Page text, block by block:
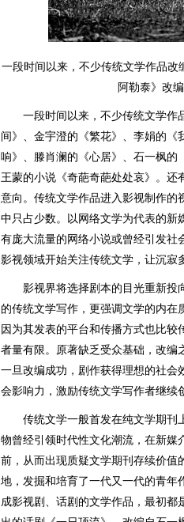
一段时间以来，不少传统文学作品
阿勒泰》改
一段时间以来，不少传统文学作
间》、金宇澄的《繁花》、李娟的《
响》、滕肖澜的《心居》、石一枫的
王蒙的小说《奇葩奇葩处处哀》。还
意向。传统文学作品进入影视制作的
中只占少数。以网络文学为代表的新
有庞大流量的网络小说或曾经引发社
影视领域开始关注传统文学，让沉寂
影视界将选择剧本的目光重新投
的传统文学写作，更强调文学的内在
因为其发表的平台和传播方式也比
者量有限。原著缺乏受众基础，改编
一旦改编成功，剧作获得理想的社会
会影响力，激励传统文学写作者继续
传统文学一般首发在纯文学期刊上
物曾经引领时代性文化潮流，在新媒
前，从而出现质疑文学期刊存续价值
地，发掘和培育了一代又一代的青年
成影视剧、话剧的文学作品，最初都